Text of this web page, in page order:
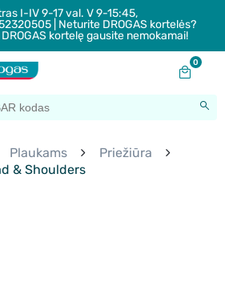
I-IV 9-17 val. V 9-15:45,
| Neturite DROGAS kortelės?
kortelę gausite nemokamai!
0
Plaukams
Priežiūra
& Shoulders